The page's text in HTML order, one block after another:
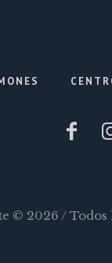
© 2026 /